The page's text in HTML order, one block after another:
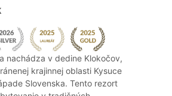
nachádza v dedine Klokočov,
krajinnej oblasti Kysuce
Slovenska. Tento rezort